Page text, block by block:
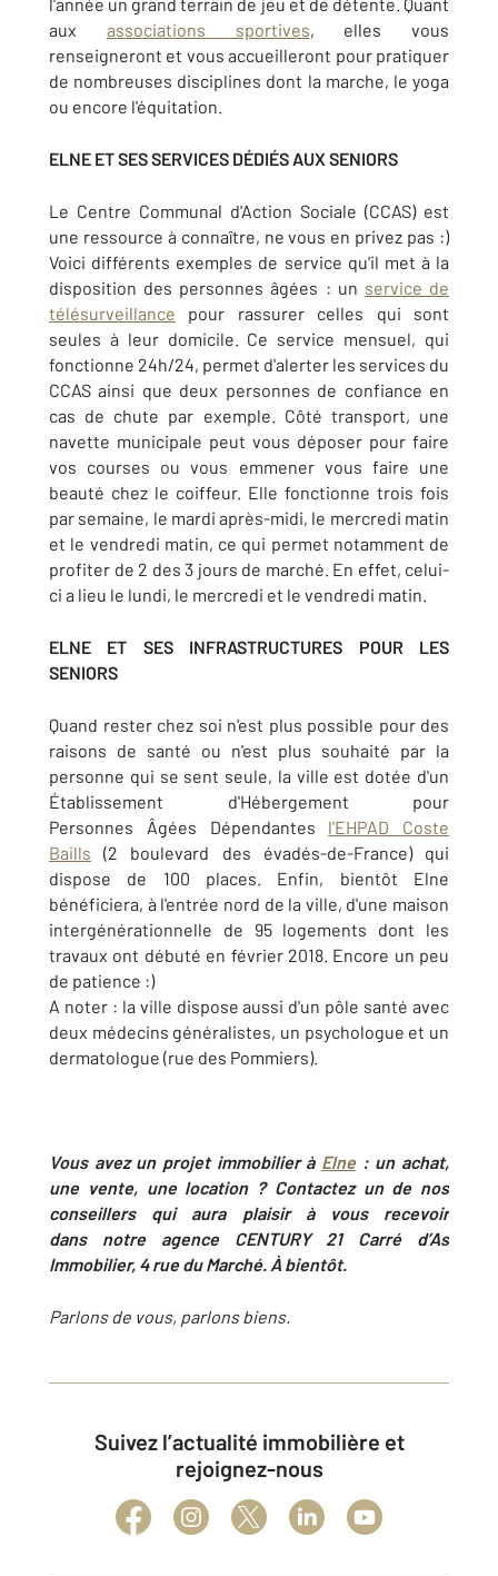
aux associations sportives, elles vous
renseigneront et vous accueilleront pour pratiquer
de nombreuses disciplines dont la marche, le yoga
ou encore l'équitation.
ELNE ET SES SERVICES DÉDIÉS AUX SENIORS
Le Centre Communal d'Action Sociale (CCAS) est
une ressource à connaître, ne vous en privez pas :)
Voici différents exemples de service qu'il met à la
disposition des personnes âgées : un service de
télésurveillance pour rassurer celles qui sont
seules à leur domicile. Ce service mensuel, qui
fonctionne 24h/24, permet d'alerter les services du
CCAS ainsi que deux personnes de confiance en
cas de chute par exemple. Côté transport, une
navette municipale peut vous déposer pour faire
vos courses ou vous emmener vous faire une
beauté chez le coiffeur. Elle fonctionne trois fois
par semaine, le mardi après-midi, le mercredi matin
et le vendredi matin, ce qui permet notamment de
profiter de 2 des 3 jours de marché. En effet, celui-
ci a lieu le lundi, le mercredi et le vendredi matin.
ELNE ET SES INFRASTRUCTURES POUR LES
SENIORS
Quand rester chez soi n'est plus possible pour des
raisons de santé ou n'est plus souhaité par la
personne qui se sent seule, la ville est dotée d'un
Établissement d'Hébergement pour
Personnes Âgées Dépendantes l'EHPAD Coste
Baills (2 boulevard des évadés-de-France) qui
dispose de 100 places. Enfin, bientôt Elne
bénéficiera, à l'entrée nord de la ville, d'une maison
intergénérationnelle de 95 logements dont les
travaux ont débuté en février 2018. Encore un peu
de patience :)
A noter : la ville dispose aussi d'un pôle santé avec
deux médecins généralistes, un psychologue et un
dermatologue (rue des Pommiers).
Vous avez un projet immobilier à Elne : un achat,
une vente, une location ? Contactez un de nos
conseillers qui aura plaisir à vous recevoir
dans notre agence CENTURY 21 Carré d’As
Immobilier, 4 rue du Marché. À bientôt.
Parlons de vous, parlons biens.
Suivez l’actualité immobilière et
rejoignez-nous